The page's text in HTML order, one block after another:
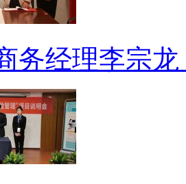
务经理李宗